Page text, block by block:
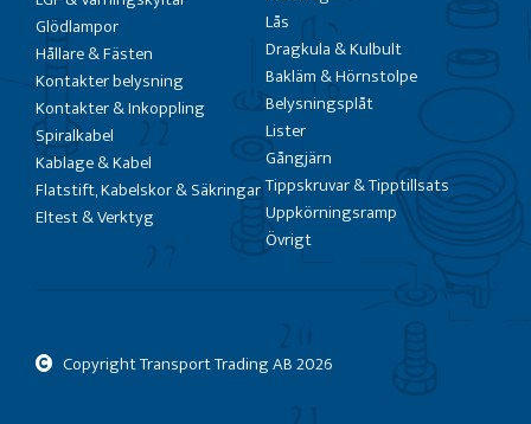
Glödlampor
Hållare & Fästen
Kontakter belysning
Kontakter & Inkoppling
Spiralkabel
Kablage & Kabel
Flatstift, Kabelskor & Säkringar
Eltest & Verktyg
Lås
Dragkula & Kulbult
Bakläm & Hörnstolpe
Belysningsplåt
Lister
Gångjärn
Tippskruvar & Tipptillsats
Uppkörningsramp
Övrigt
Copyright Transport Trading AB2026